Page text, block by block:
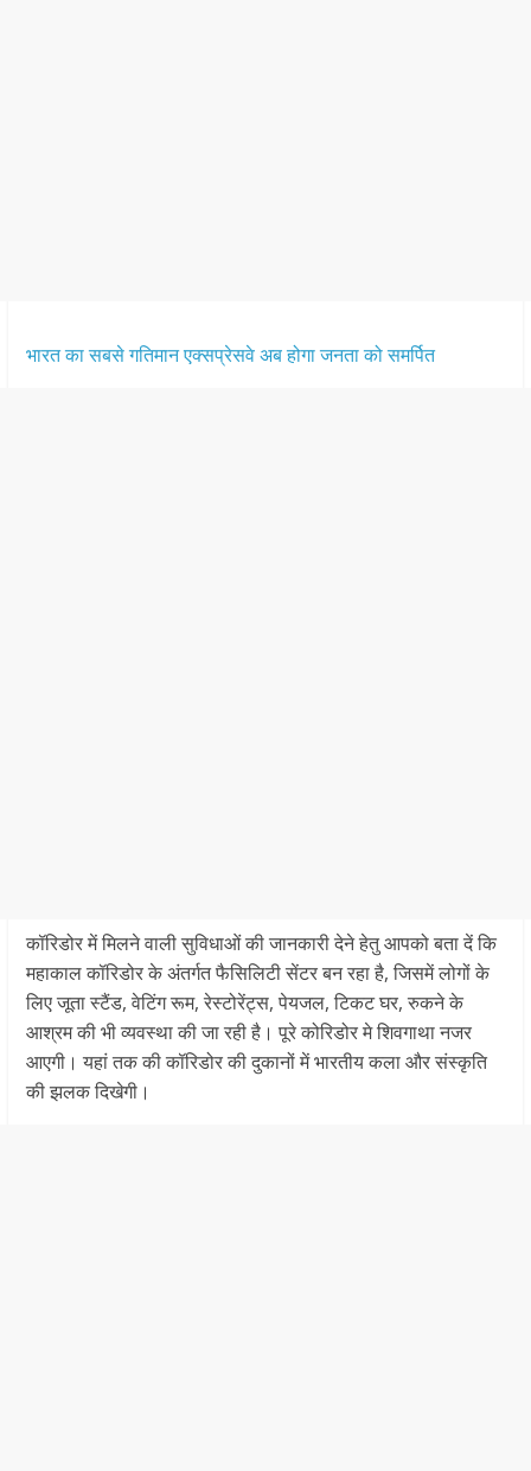
भारत का सबसे गतिमान एक्सप्रेसवे अब होगा जनता को समर्पित
कॉरिडोर में मिलने वाली सुविधाओं की जानकारी देने हेतु आपको बता दें कि
महाकाल कॉरिडोर के अंतर्गत फैसिलिटी सेंटर बन रहा है, जिसमें लोगों के
लिए जूता स्टैंड, वेटिंग रूम, रेस्टोरेंट्स, पेयजल, टिकट घर, रुकने के
आश्रम की भी व्यवस्था की जा रही है। पूरे कोरिडोर मे शिवगाथा नजर
आएगी। यहां तक की कॉरिडोर की दुकानों में भारतीय कला और संस्कृति
की झलक दिखेगी।